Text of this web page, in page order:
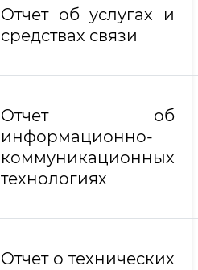
Отчет об услугах и
средствах связи
Отчет об
информационно-
коммуникационных
технологиях
Отчет о технических